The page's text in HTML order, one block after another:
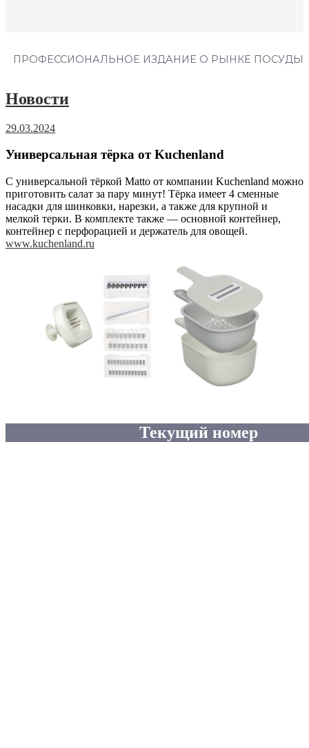
ПРОФЕССИОНАЛЬНОЕ ИЗДАНИЕ О РЫНКЕ ПОСУДЫ
Новости
29.03.2024
Универсальная тёрка от Kuchenland
С универсальной тёркой Matto от компании Kuchenland можно
приготовить салат за пару минут! Тёрка имеет 4 сменные
насадки для шинковки, нарезки, а также для крупной и
мелкой терки. В комплекте также — основной контейнер,
контейнер с перфорацией и держатель для овощей.
www.kuchenland.ru
Текущий номер